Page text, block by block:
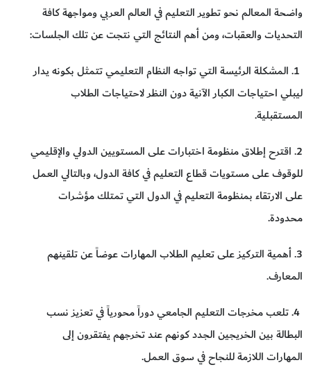
واضحة المعالم نحو تطوير التعليم في العالم العربي ومواجهة كافة
التحديات والعقبات، ومن أهم النتائج التي نتجت عن تلك الجلسات:
1. المشكلة الرئيسة التي تواجه النظام التعليمي تتمثل بكونه يدار
ليبلي احتياجات الكبار الآنية دون النظر لاحتياجات الطلاب
المستقبلية.
2. اقترح إطلاق منظومة اختبارات على المستويين الدولي والإقليمي
للوقوف على مستويات قطاع التعليم في كافة الدول، وبالتالي العمل
على الارتقاء بمنظومة التعليم في الدول التي تمتلك مؤشرات
محدودة.
3. أهمية التركيز على تعليم الطلاب المهارات عوضاً عن تلقينهم
المعارف.
4. تلعب مخرجات التعليم الجامعي دوراً محورياً في تعزيز نسب
البطالة بين الخريجين الجدد كونهم عند تخرجهم يفتقرون إلى
المهارات اللازمة للنجاح في سوق العمل.